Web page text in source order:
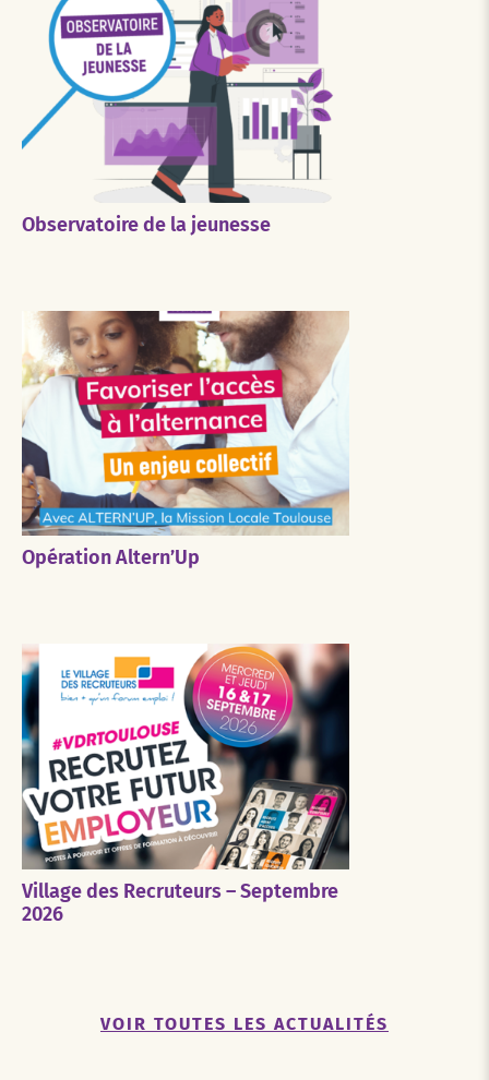
Observatoire de la jeunesse
Opération Altern’Up
Village des Recruteurs – Septembre
2026
VOIR TOUTES LES ACTUALITÉS